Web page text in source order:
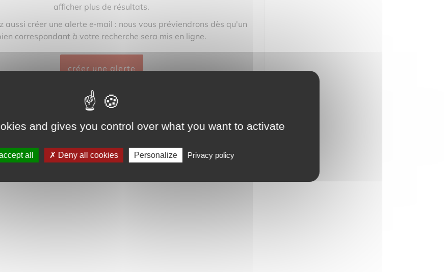
afficher plus de résultats.
aussi créer une alerte e‑mail : nous vous préviendrons dès qu'un
correspondant à votre recherche sera mis en ligne.
créer une alerte
and gives you control over what you want to activate
all Deny all cookies Personalize Privacy policy